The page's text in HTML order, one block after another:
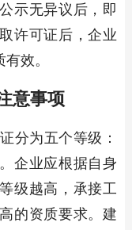
示无异议后，即
许可证后，企业
效。
意事项
分为五个等级：
企业应根据自身
级越高，承接工
的资质要求。建